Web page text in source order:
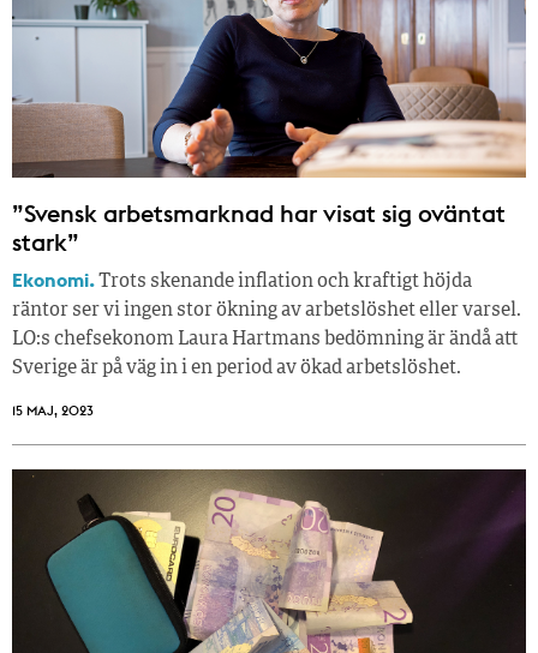
”Svensk arbetsmarknad har visat sig oväntat
stark”
Ekonomi.Trots skenande inflation och kraftigt höjda
räntor ser vi ingen stor ökning av arbetslöshet eller varsel.
LO:s chefsekonom Laura Hartmans bedömning är ändå att
Sverige är på väg in i en period av ökad arbetslöshet.
15 MAJ, 2023